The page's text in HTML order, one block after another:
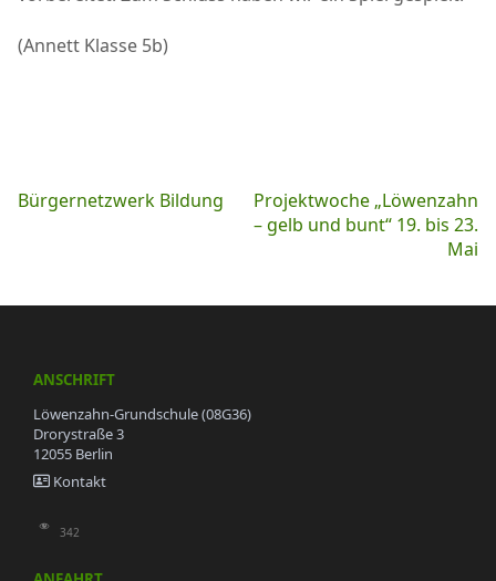
(Annett Klasse 5b)
Beitragsnavigation
Bürgernetzwerk Bildung
Projektwoche „Löwenzahn
– gelb und bunt“ 19. bis 23.
Mai
ANSCHRIFT
Löwenzahn-Grundschule (08G36)
Drorystraße 3
12055 Berlin
Kontakt
342